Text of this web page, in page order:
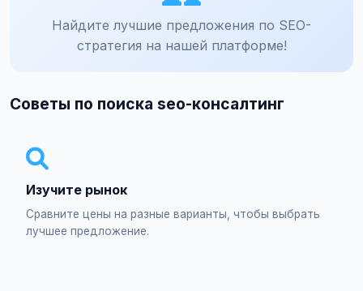
Найдите лучшие предложения по SEO-
стратегия на нашей платформе!
Советы по поиска seo-консалтинг
Изучите рынок
Сравните цены на разные варианты, чтобы выбрать
лучшее предложение.